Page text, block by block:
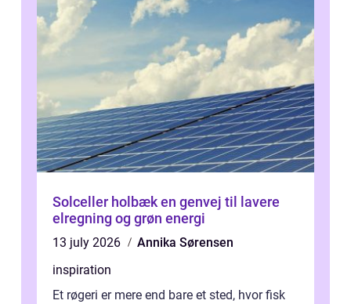
Solceller holbæk en genvej til lavere
elregning og grøn energi
13 july 2026
Annika Sørensen
inspiration
Et røgeri er mere end bare et sted, hvor fisk